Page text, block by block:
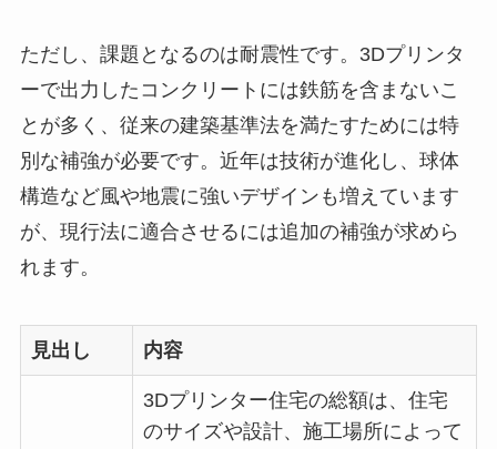
ただし、課題となるのは耐震性です。3Dプリンタ
ーで出力したコンクリートには鉄筋を含まないこ
とが多く、従来の建築基準法を満たすためには特
別な補強が必要です。近年は技術が進化し、球体
構造など風や地震に強いデザインも増えています
が、現行法に適合させるには追加の補強が求めら
れます。
見出し 内容
3Dプリンター住宅の総額は、住宅
のサイズや設計、施工場所によって